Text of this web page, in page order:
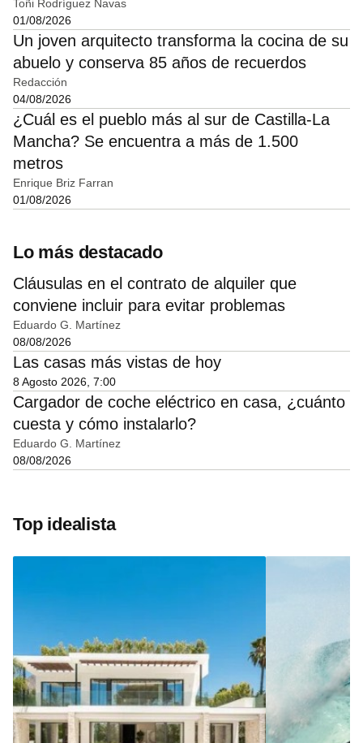
Toñi Rodríguez Navas
01/08/2026
Un joven arquitecto transforma la cocina de su
abuelo y conserva 85 años de recuerdos
Redacción
04/08/2026
¿Cuál es el pueblo más al sur de Castilla-La
Mancha? Se encuentra a más de 1.500
metros
Enrique Briz Farran
01/08/2026
Lo más destacado
Cláusulas en el contrato de alquiler que
conviene incluir para evitar problemas
Eduardo G. Martínez
08/08/2026
Las casas más vistas de hoy
8 Agosto 2026, 7:00
Cargador de coche eléctrico en casa, ¿cuánto
cuesta y cómo instalarlo?
Eduardo G. Martínez
08/08/2026
Top idealista